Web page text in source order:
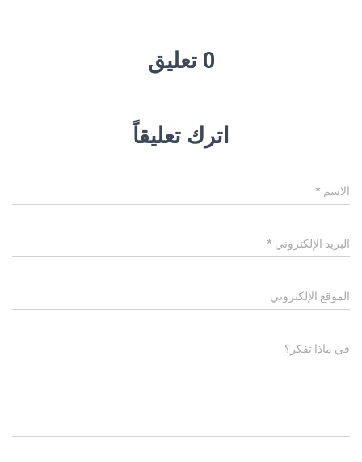
0 تعليق
اترك تعليقاً
الاسم *
البريد الإلكتروني *
الموقع الإلكتروني
في ماذا تفكر؟